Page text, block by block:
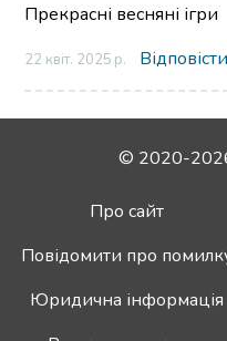
Прекрасні весняні ігри
22 квіт. 2025 р. Відповісти
© 2020-
Про сайт
Повідомити про
Юридична інформація